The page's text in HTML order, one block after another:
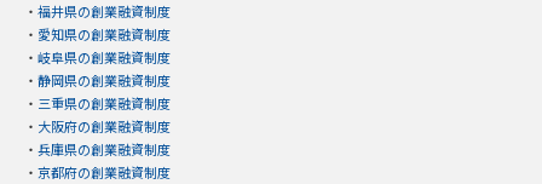
・ 福井県の創業融資制度
・ 愛知県の創業融資制度
・ 岐阜県の創業融資制度
・ 静岡県の創業融資制度
・ 三重県の創業融資制度
・ 大阪府の創業融資制度
・ 兵庫県の創業融資制度
・ 京都府の創業融資制度